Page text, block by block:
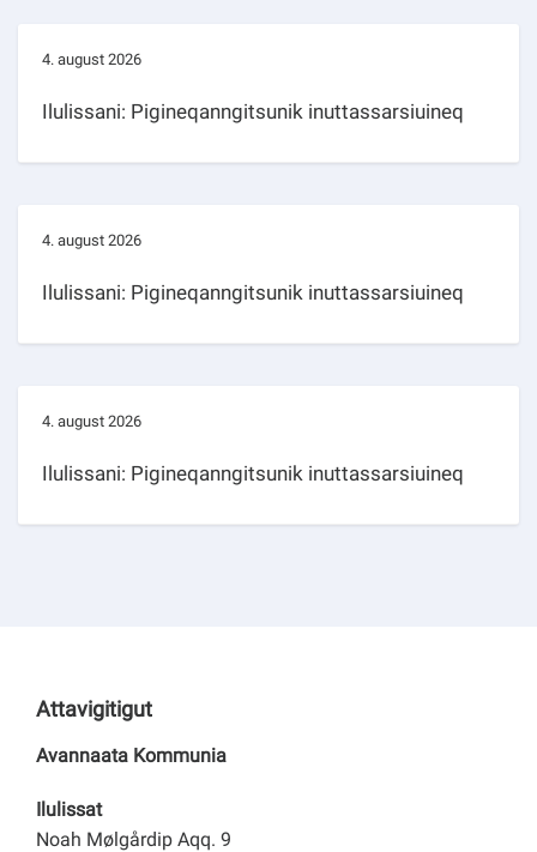
4. august 2026
Ilulissani: Pigineqanngitsunik inuttassarsiuineq
4. august 2026
Ilulissani: Pigineqanngitsunik inuttassarsiuineq
4. august 2026
Ilulissani: Pigineqanngitsunik inuttassarsiuineq
Attavigitigut
Avannaata Kommunia
Ilulissat
Noah Mølgårdip Aqq. 9